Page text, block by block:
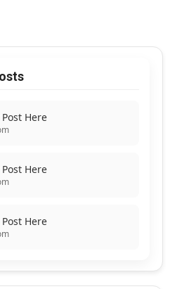
Here
Here
Here